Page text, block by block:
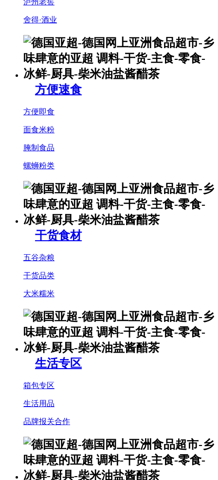
泸州老窖
舍得·酒业
方便速食
方便即食
面食米粉
腌制食品
螺蛳粉类
干货食材
五谷杂粮
干货品类
大米糯米
生活专区
箱包专区
生活用品
品牌报关合作